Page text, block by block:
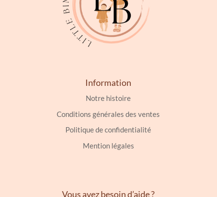
Information
Notre histoire
Conditions générales des ventes
Politique de confidentialité
Mention légales
Vous avez besoin d’aide ?